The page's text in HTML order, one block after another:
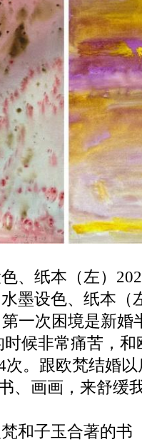
、纸本（左）
墨设色、纸本（
一次困境是新婚
候非常痛苦，
次。跟欧梵结婚
、画画，来舒缓
和子玉合著的书